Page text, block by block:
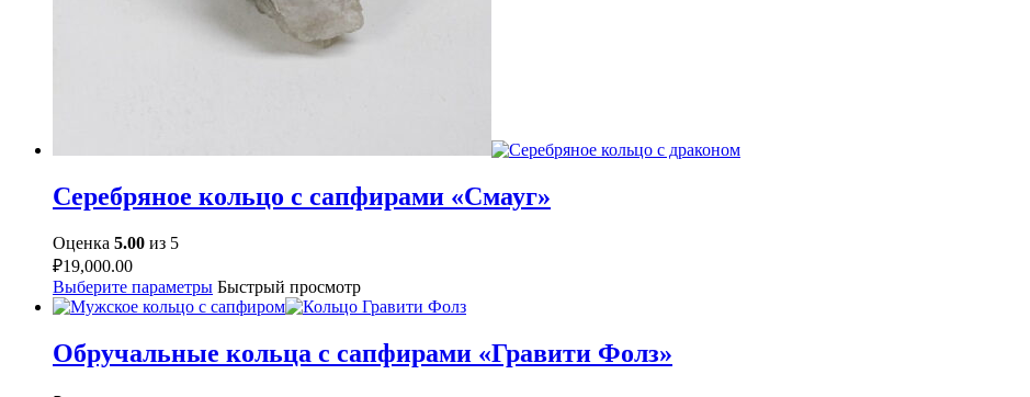
Серебряное кольцо с сапфирами «Смауг»
Оценка 5.00 из 5
₽19,000.00
Выберите параметры Быстрый просмотр
Обручальные кольца с сапфирами «Гравити Фолз»